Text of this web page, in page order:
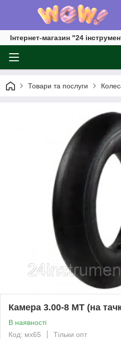
Інтернет-магазин "24
Товари та послуги
Камера 3.00-8 МТ (на
В наявності
Код: мх65
Тільки опт